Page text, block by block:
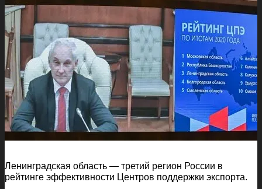
Ленинградская область — третий регион России в
рейтинге эффективности Центров поддержки экспорта.